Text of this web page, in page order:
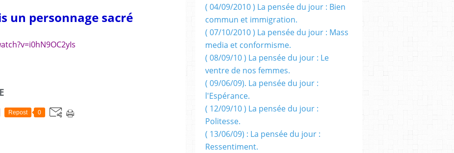
un personnage sacré
Repost 0
( 04/09/2010 ) La pensée du jour : Bien
commun et immigration.
( 07/10/2010 ) La pensée du jour : Mass
media et conformisme.
( 08/09/10 ) La pensée du jour : Le
ventre de nos femmes.
( 09/06/09). La pensée du jour :
l'Espérance.
( 12/09/10 ) La pensée du jour :
Politesse.
( 13/06/09) : La pensée du jour :
Ressentiment.